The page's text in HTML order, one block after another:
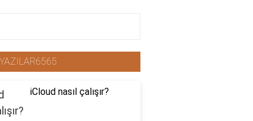
iCloud nasıl çalışır?